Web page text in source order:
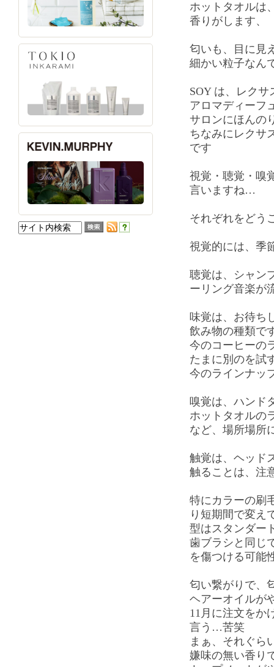
ホットタオルは
香りがします、
匂いも、目に見
細かい粒子なん
SOY は、レク
アロマディーフ
サロンにほんの
ちなみにレクサ
です
視覚・聴覚・嗅
言いますね…
それぞれをどう
視覚的には、季
聴覚は、シャン
ーリング音楽が
味覚は、お待ち
飲み物の種類で
今のコーヒーの
たまに別のを試
今のラインナッ
嗅覚は、ハンド
ホットタオルの
など、場所場所
触覚は、ヘッド
触ることは、注
特にカラーの刷
り短期間で変え
型はスタンダー
歯ブラシと同じ
を傷つける可能
匂い繋がりで、
ヘアーオイルが
11月に注文をか
言う…苦笑
まぁ、それぐら
嫌味の無い香り